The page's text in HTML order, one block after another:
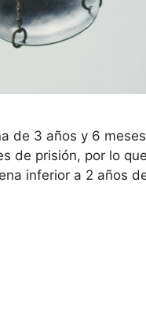
de 3 años y 6
de prisión, por lo
inferior a 2 años